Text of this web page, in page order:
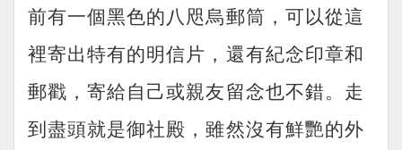
前有一個黑色的八咫烏郵筒，可以從這
裡寄出特有的明信片，還有紀念印章和
郵戳，寄給自己或親友留念也不錯。走
到盡頭就是御社殿，雖然沒有鮮艷的外